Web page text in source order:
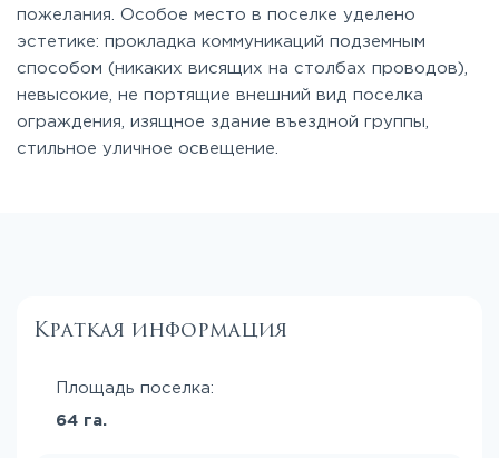
пожелания. Особое место в поселке уделено
эстетике: прокладка коммуникаций подземным
способом (никаких висящих на столбах проводов),
невысокие, не портящие внешний вид поселка
ограждения, изящное здание въездной группы,
стильное уличное освещение.
Краткая информация
Площадь поселка:
64 га.